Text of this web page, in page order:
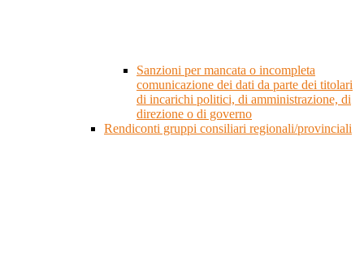
Sanzioni per mancata o incompleta
comunicazione dei dati da parte dei titolari
di incarichi politici, di amministrazione, di
direzione o di governo
Rendiconti gruppi consiliari regionali/provinciali